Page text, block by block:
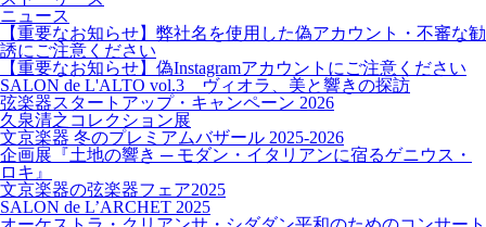
ニュース
【重要なお知らせ】弊社名を使用した偽アカウント・不審な勧
誘にご注意ください
【重要なお知らせ】偽Instagramアカウントにご注意ください
SALON de L'ALTO vol.3 ヴィオラ、美と響きの探訪
弦楽器スタートアップ・キャンペーン 2026
久泉清之コレクション展
文京楽器 冬のプレミアムバザール 2025-2026
企画展『土地の響き ─ モダン・イタリアンに宿るゲニウス・
ロキ』
文京楽器の弦楽器フェア2025
SALON de L’ARCHET 2025